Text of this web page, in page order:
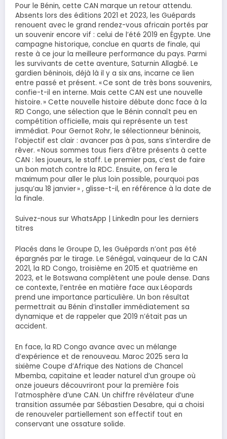
Pour le Bénin, cette CAN marque un retour attendu.
Absents lors des éditions 2021 et 2023, les Guépards
renouent avec le grand rendez-vous africain portés par
un souvenir encore vif : celui de l’été 2019 en Égypte. Une
campagne historique, conclue en quarts de finale, qui
reste à ce jour la meilleure performance du pays. Parmi
les survivants de cette aventure, Saturnin Allagbé. Le
gardien béninois, déjà là il y a six ans, incarne ce lien
entre passé et présent. « Ce sont de très bons souvenirs,
confie-t-il en interne. Mais cette CAN est une nouvelle
histoire. » Cette nouvelle histoire débute donc face à la
RD Congo, une sélection que le Bénin connaît peu en
compétition officielle, mais qui représente un test
immédiat. Pour Gernot Rohr, le sélectionneur béninois,
l’objectif est clair : avancer pas à pas, sans s’interdire de
rêver. « Nous sommes tous fiers d’être présents à cette
CAN : les joueurs, le staff. Le premier pas, c’est de faire
un bon match contre la RDC. Ensuite, on fera le
maximum pour aller le plus loin possible, pourquoi pas
jusqu’au 18 janvier » , glisse-t-il, en référence à la date de
la finale.
Suivez-nous sur WhatsApp | LinkedIn pour les derniers
titres
Placés dans le Groupe D, les Guépards n’ont pas été
épargnés par le tirage. Le Sénégal, vainqueur de la CAN
2021, la RD Congo, troisième en 2015 et quatrième en
2023, et le Botswana complètent une poule dense. Dans
ce contexte, l’entrée en matière face aux Léopards
prend une importance particulière. Un bon résultat
permettrait au Bénin d’installer immédiatement sa
dynamique et de rappeler que 2019 n’était pas un
accident.
En face, la RD Congo avance avec un mélange
d’expérience et de renouveau. Maroc 2025 sera la
sixième Coupe d’Afrique des Nations de Chancel
Mbemba, capitaine et leader naturel d’un groupe où
onze joueurs découvriront pour la première fois
l’atmosphère d’une CAN. Un chiffre révélateur d’une
transition assumée par Sébastien Desabre, qui a choisi
de renouveler partiellement son effectif tout en
conservant une ossature solide.